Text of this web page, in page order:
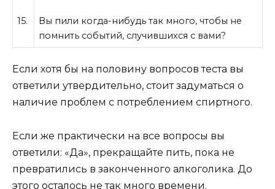
15.
Вы пили когда-нибудь так много, чтобы не
помнить событий, случившихся с вами?
Если хотя бы на половину вопросов теста вы
ответили утвердительно, стоит задуматься о
наличие проблем с потреблением спиртного.
Если же практически на все вопросы вы
ответили: «Да», прекращайте пить, пока не
превратились в законченного алкоголика. До
этого осталось не так много времени.